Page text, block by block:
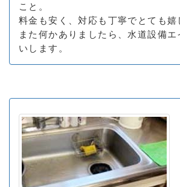
こと。
料金も安く、対応も丁寧でとても嬉
また何かありましたら、水道設備
いします。